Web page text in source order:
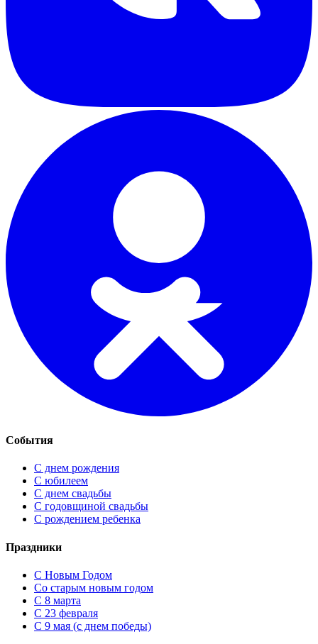
События
С днем рождения
С юбилеем
С днем свадьбы
С годовщиной свадьбы
С рождением ребенка
Праздники
C Новым Годом
Cо старым новым годом
С 8 марта
С 23 февраля
С 9 мая (с днем победы)